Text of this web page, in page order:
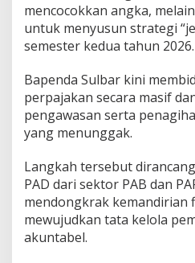
mencocokkan angka,
untuk menyusun strategi
semester kedua tahun 2026.
Bapenda Sulbar kini
perpajakan secara masif
pengawasan serta
yang menunggak.
Langkah tersebut
PAD dari sektor PAB dan
mendongkrak kemandirian
mewujudkan tata kelola
akuntabel.